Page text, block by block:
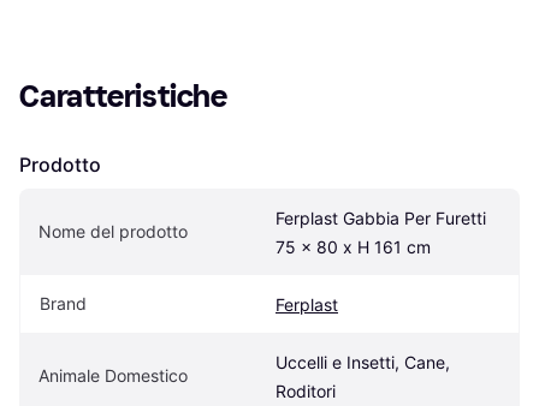
Caratteristiche
Prodotto
Nome del prodotto
Ferplast Gabbia Per Furetti
75 x 80 x H 161 cm
Brand Ferplast
Animale Domestico
Uccelli e Insetti, Cane,
Roditori